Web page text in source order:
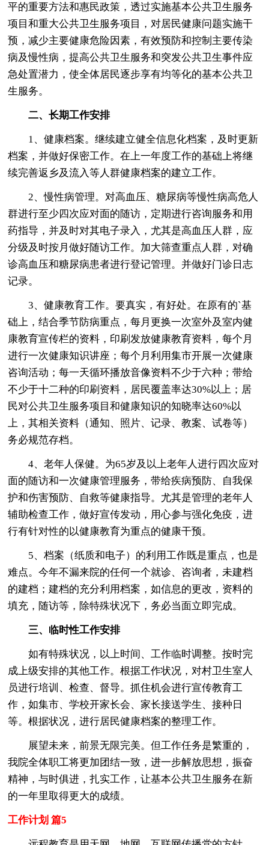
平的重要方法和惠民政策，透过实施基本公共卫生服务
项目和重大公共卫生服务项目，对居民健康问题实施干
预，减少主要健康危险因素，有效预防和控制主要传染
病及慢性病，提高公共卫生服务和突发公共卫生事件应
急处置潜力，使全体居民逐步享有均等化的基本公共卫
生服务。
二、长期工作安排
1、健康档案。继续建立健全信息化档案，及时更新
档案，并做好保密工作。在上一年度工作的基础上将继
续完善返乡及流入等人群健康档案的建立工作。
2、慢性病管理。对高血压、糖尿病等慢性病高危人
群进行至少四次应对面的随访，定期进行咨询服务和用
药指导，并及时对其电子录入，尤其是高血压人群，应
分级及时按月做好随访工作。加大筛查重点人群，对确
诊高血压和糖尿病患者进行登记管理。并做好门诊日志
记录。
3、健康教育工作。要真实，有好处。在原有的`基
础上，结合季节防病重点，每月更换一次室外及室内健
康教育宣传栏的资料，印刷发放健康教育资料，每个月
进行一次健康知识讲座；每个月利用集市开展一次健康
咨询活动；每一天循环播放音像资料不少于六种；带给
不少于十二种的印刷资料，居民覆盖率达30%以上；居
民对公共卫生服务项目和健康知识的知晓率达60%以
上，其相关资料（通知、照片、记录、教案、试卷等）
务必规范存档。
4、老年人保健。为65岁及以上老年人进行四次应对
面的随访和一次健康管理服务，带给疾病预防、自我保
护和伤害预防、自救等健康指导。尤其是管理的老年人
辅助检查工作，做好宣传发动，用心参与强化免疫，进
行有针对性的以健康教育为重点的健康干预。
5、档案（纸质和电子）的利用工作既是重点，也是
难点。今年不漏来院的任何一个就诊、咨询者，未建档
的建档；建档的充分利用档案，如信息的更改，资料的
填充，随访等，除特殊状况下，务必当面立即完成。
三、临时性工作安排
如有特殊状况，以上时间、工作临时调整。按时完
成上级安排的其他工作。根据工作状况，对村卫生室人
员进行培训、检查、督导。抓住机会进行宣传教育工
作，如集市、学校开家长会、家长接送学生、接种日
等。根据状况，进行居民健康档案的整理工作。
展望未来，前景无限完美。但工作任务是繁重的，
我院全体职工将更加团结一致，进一步解放思想，振奋
精神，与时俱进，扎实工作，让基本公共卫生服务在新
的一年里取得更大的成绩。
工作计划 篇5